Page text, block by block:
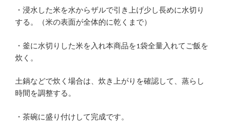
・浸水した米を水からザルで引き上げ少し長めに水切り
する。（米の表面が全体的に乾くまで）
・釜に水切りした米を入れ本商品を1袋全量入れてご飯を
炊く。
土鍋などで炊く場合は、炊き上がりを確認して、蒸らし
時間を調整する。
・茶碗に盛り付けして完成です。